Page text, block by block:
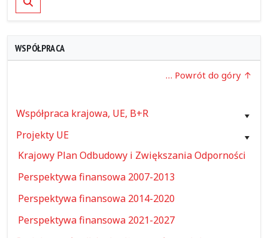
WSPÓŁPRACA
… Powrót do góry
Współpraca krajowa, UE, B+R
Projekty UE
Krajowy Plan Odbudowy i Zwiększania Odporności
Perspektywa finansowa 2007-2013
Perspektywa finansowa 2014-2020
Perspektywa finansowa 2021-2027